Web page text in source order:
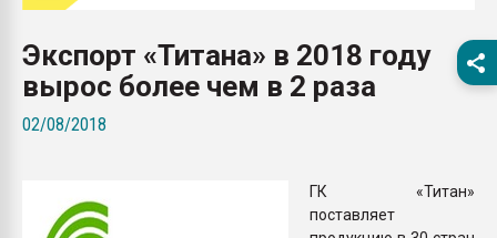
ближайшее
Подмосковье, Москва
28.07.2026
ситуацией на
Экспорт «Титана» в 2018 году
вырос более чем в 2 раза
02/08/2018
ГК «Титан»
поставляет